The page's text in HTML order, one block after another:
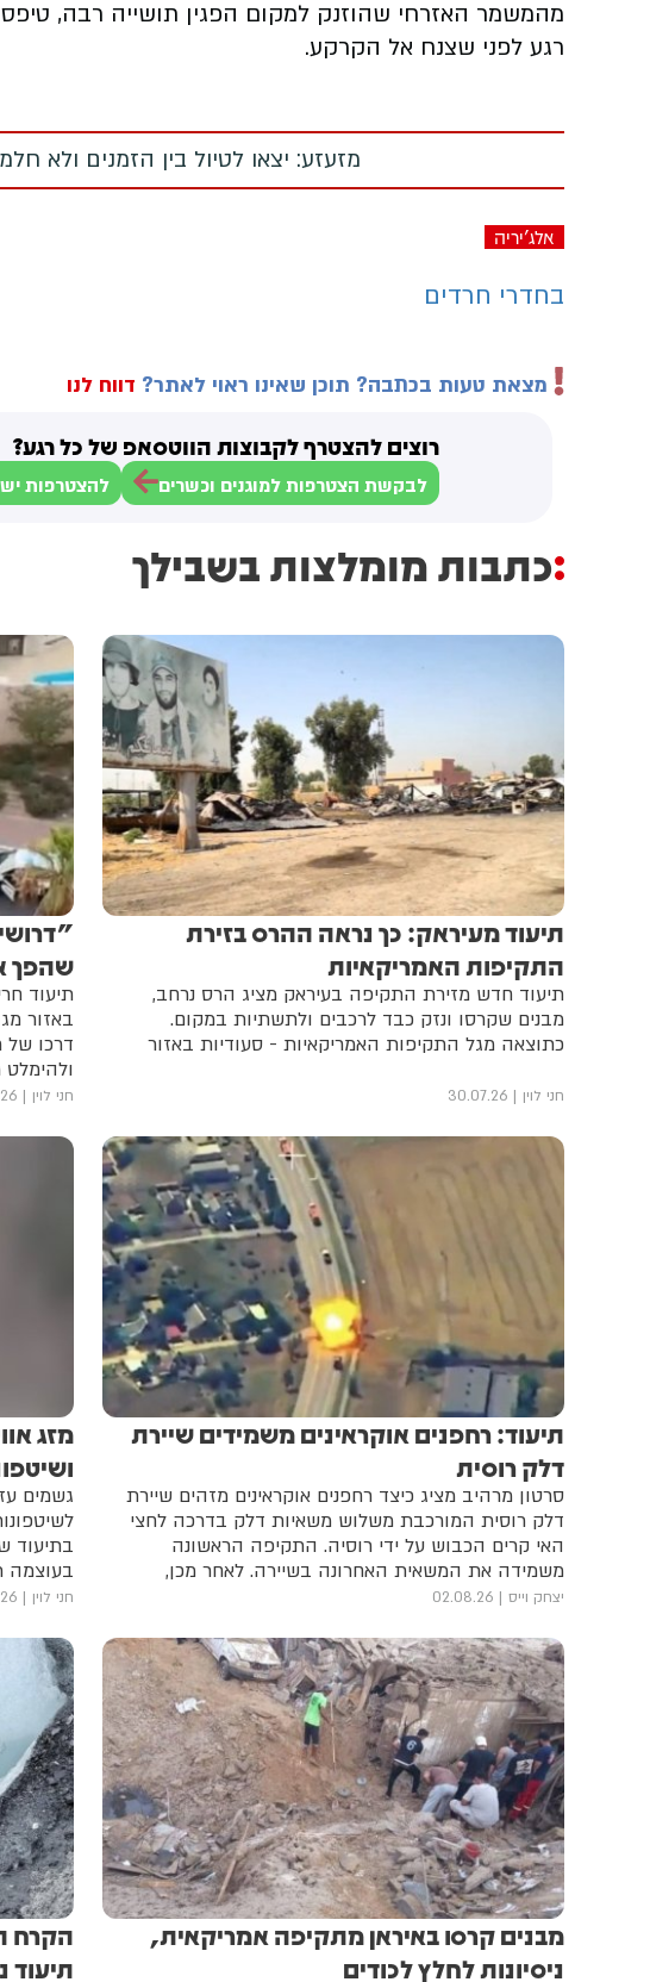
מהמשמר האזרחי שהוזנק למקום הפגין תושייה רבה,
רגע לפני שצנח אל הקרקע.
מזעזע: יצאו לטיול בין הזמנים ולא
אלג'יריה
בחדרי חרדים
מצאת טעות בכתבה? תוכן שאינו ראוי לאתר? דווח לנו
רוצים להצטרף לקבוצות הווטסאפ של כל רגע?
לבקשת הצטרפות למוגנים וכשרים להצטרפות
כתבות מומלצות בשבילך
תיעוד מעיראק: כך נראה ההרס בזירת
התקיפות האמריקאיות
תיעוד חדש מזירת התקיפה בעיראק מציג הרס נרחב,
מבנים שקרסו ונזק כבד לרכבים ולתשתיות במקום.
כתוצאה מגל התקיפות האמריקאיות - סעודיות באזור
חני לוין 30.07.26
שהפך
תיעוד
באזור
דרכו של
רגלי
חני לוין
תיעוד: רחפנים אוקראינים משמידים שיירת
דלק רוסית
סרטון מרהיב מציג כיצד רחפנים אוקראינים מזהים שיירת
דלק רוסית המורכבת משלוש משאיות דלק בדרכה לחצי
האי קרים הכבוש על ידי רוסיה. התקיפה הראשונה
משמידה את המשאית האחרונה בשיירה. לאחר מכן,
התקיפה הבאה משמידה את המשאית מספר שתיים
יצחק וייס 02.08.26
מזג
גשמים
בתיעוד
בעוצמה
תוך שהם
חני לוין
מבנים קרסו באיראן מתקיפה אמריקאית,
ניסיונות לחלץ לכודים
הקרח
תיעוד